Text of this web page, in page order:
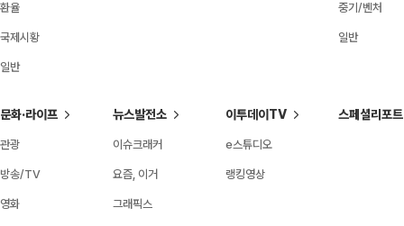
환율
국제시황
일반
중기/벤처
일반
문화·라이프
관광
방송/TV
영화
뉴스발전소
이슈크래커
요즘, 이거
그래픽스
이투데이TV
e스튜디오
랭킹영상
스페셜리포트